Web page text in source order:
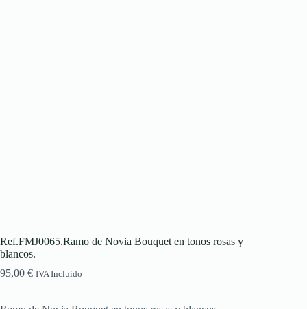
Ref.FMJ0065.Ramo de Novia Bouquet en tonos rosas y
blancos.
95,00 € IVA Incluido